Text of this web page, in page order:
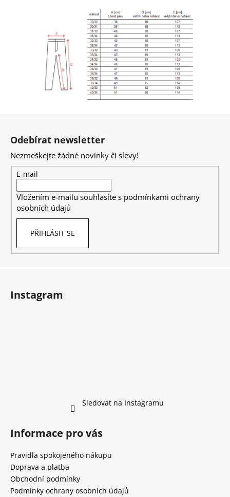
Z
Odebírat newsletter
Nezmeškejte žádné novinky či slevy!
E-mail
Vložením e-mailu souhlasíte s podmínkami ochrany
osobních údajů
PŘIHLÁSIT SE
Instagram
Sledovat na Instagramu
Informace pro vás
Pravidla spokojeného nákupu
Doprava a platba
Obchodní podmínky
Podmínky ochrany osobních údajů